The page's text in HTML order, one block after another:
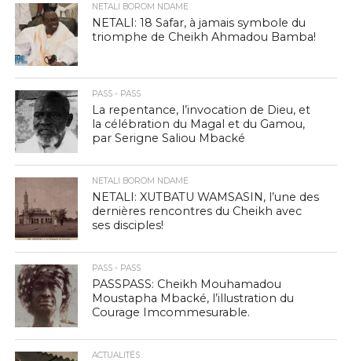
NETALI BOROM NDAME
NETALI: 18 Safar, à jamais symbole du
triomphe de Cheikh Ahmadou Bamba!
PASS - PASS
La repentance, l’invocation de Dieu, et
la célébration du Magal et du Gamou,
par Serigne Saliou Mbacké
NETALI BOROM NDAME
NETALI: XUTBATU WAMSASIN, l’une des
dernières rencontres du Cheikh avec
ses disciples!
PASS - PASS
PASSPASS: Cheikh Mouhamadou
Moustapha Mbacké, l’illustration du
Courage Imcommesurable.
ACTUALITÉS